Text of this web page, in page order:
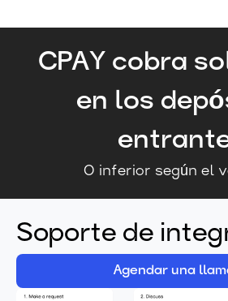
CPAY cobra
en los
O inferior según el
Soporte de
Agendar una